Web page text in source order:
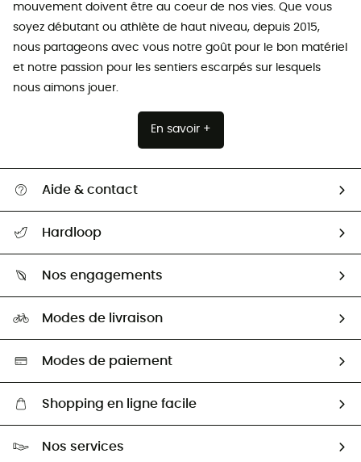
mouvement doivent être au coeur de nos vies. Que vous
soyez débutant ou athlète de haut niveau, depuis 2015,
nous partageons avec vous notre goût pour le bon matériel
et notre passion pour les sentiers escarpés sur lesquels
nous aimons jouer.
En savoir +
Aide & contact
Retour & remboursement
Guide des tailles
Seconde Main
Aide & Contact
Hardloop
HardGuides
Nos engagements
Sélection éco-responsable
Modes de livraison
Modes de paiement
Shopping en ligne facile
Nos services